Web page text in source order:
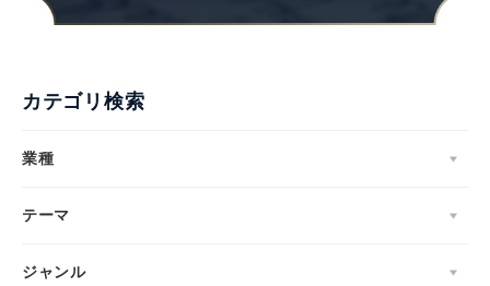
カテゴリ検索
業種
テーマ
ジャンル